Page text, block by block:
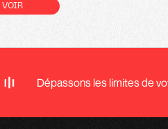
VOIR
Dépassons les limites de